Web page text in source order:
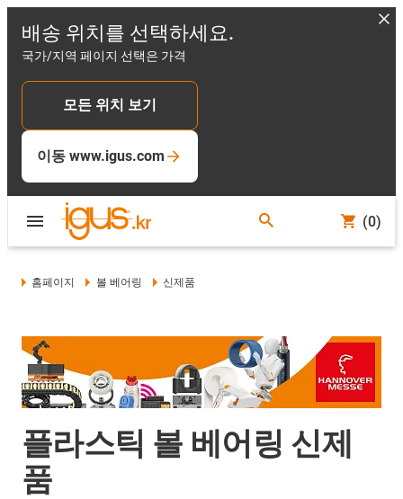
배송 위치를 선택하세요.
국가/지역 페이지 선택은 가격
모든 위치 보기
이동 www.igus.com
(0)
홈페이지 볼 베어링 신제품
플라스틱 볼 베어링 신제
품